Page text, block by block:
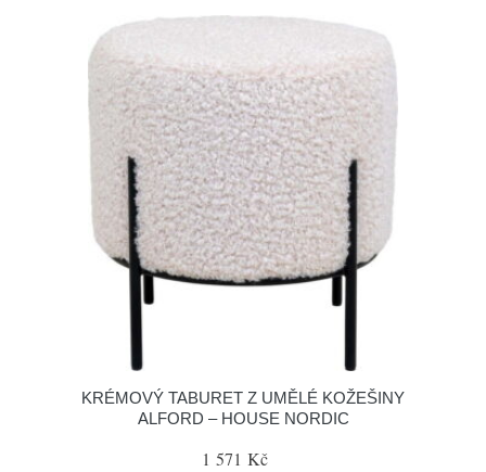
KRÉMOVÝ TABURET Z UMĚLÉ KOŽEŠINY
ALFORD – HOUSE NORDIC
1 571 Kč